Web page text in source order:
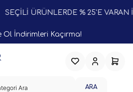
ÜRÜNLERDE % 25'E VARAN
Ol İndirimleri Kaçırma!
ARA
FavorilerimHesabım